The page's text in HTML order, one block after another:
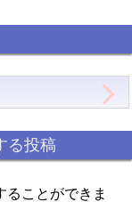
る投稿
ことができま